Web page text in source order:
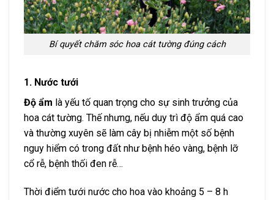
Bí quyết chăm sóc hoa cát tường đúng cách
1. Nước tưới
Độ ẩm là yếu tố quan trọng cho sự sinh trưởng của
hoa cát tường. Thế nhưng, nếu duy trì độ ẩm quá cao
và thường xuyên sẽ làm cây bị nhiễm một số bệnh
nguy hiểm có trong đất như bệnh héo vàng, bệnh lỡ
cổ rễ, bệnh thối đen rễ…
Thời điểm tưới nước cho hoa vào khoảng 5 – 8 h